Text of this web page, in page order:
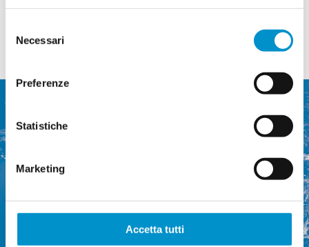
delNecessari
Preferenze
Statistiche
Marketing
Accetta tutti
Commissione regionale dei